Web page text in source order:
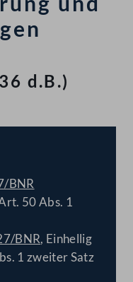
d.B.)
BNR
50 Abs. 1
BNR, Einhellig
1 zweiter Satz